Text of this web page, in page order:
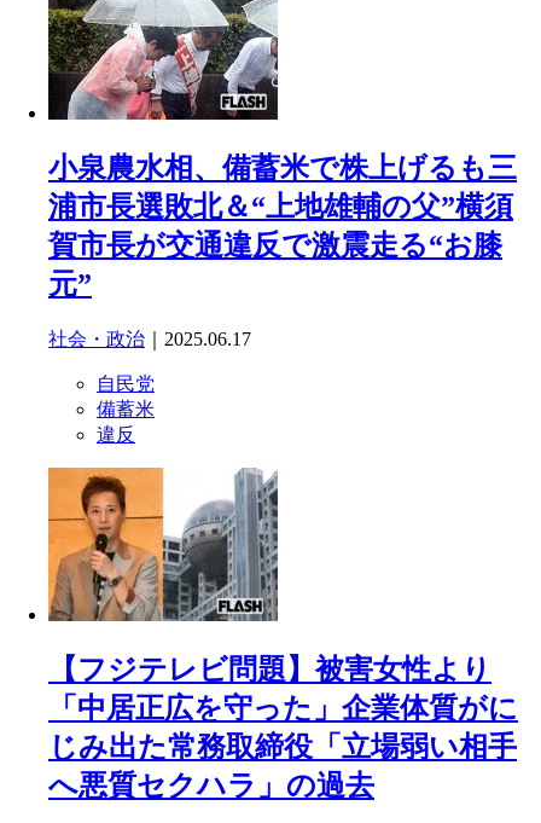
小泉農水相、備蓄米で株上げるも三
浦市長選敗北＆“上地雄輔の父”横須
賀市長が交通違反で激震走る“お膝
元”
社会・政治 ｜2025.06.17
自民党
備蓄米
違反
【フジテレビ問題】被害女性より
「中居正広を守った」企業体質がに
じみ出た常務取締役「立場弱い相手
へ悪質セクハラ」の過去